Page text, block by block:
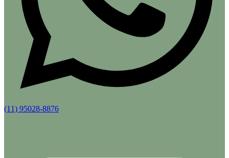
(11) 95028-8876